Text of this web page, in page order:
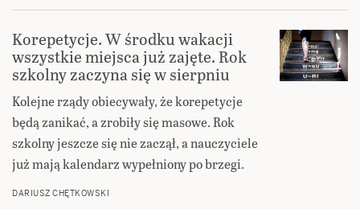
Korepetycje. W środku wakacji
wszystkie miejsca już zajęte. Rok
szkolny zaczyna się w sierpniu
Kolejne rządy obiecywały, że korepetycje
będą zanikać, a zrobiły się masowe. Rok
szkolny jeszcze się nie zaczął, a nauczyciele
już mają kalendarz wypełniony po brzegi.
DARIUSZ CHĘTKOWSKI